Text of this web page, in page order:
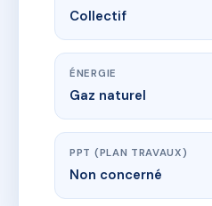
Collectif
ÉNERGIE
Gaz naturel
PPT (PLAN TRAVAUX)
Non concerné